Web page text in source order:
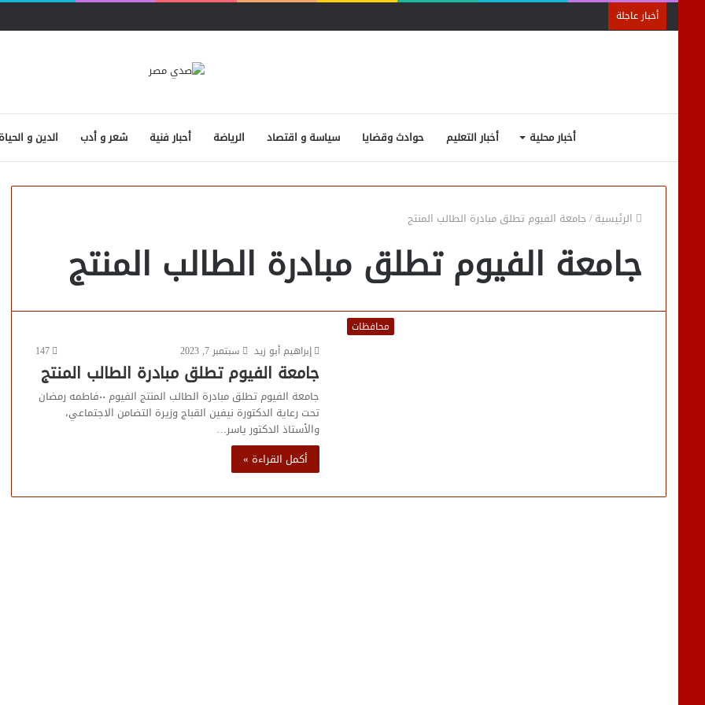
أخبار عاجلة
أخبار محلية أخبار التعليم حوادث وقضايا سياسة و اقتصاد الرياضة أحبار فنية شعر و أدب الدين و الحياة
الرئيسية/جامعة الفيوم تطلق مبادرة الطالب المنتج
جامعة الفيوم تطلق مبادرة الطالب المنتج
محافظات
إبراهيم أبو زيد
سبتمبر 7, 2023 147
جامعة الفيوم تطلق مبادرة الطالب المنتج
جامعة الفيوم تطلق مبادرة الطالب المنتج الفيوم ٠٠فاطمه رمضان
تحت رعاية الدكتورة نيفين القباج وزيرة التضامن الاجتماعي،
والأستاذ الدكتور ياسر…
أكمل القراءة »